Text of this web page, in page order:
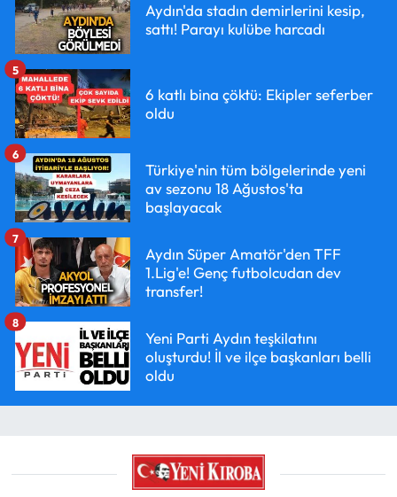
Aydın'da stadın demirlerini kesip,
sattı! Parayı kulübe harcadı
6 katlı bina çöktü: Ekipler seferber
oldu
5
Türkiye'nin tüm bölgelerinde yeni
av sezonu 18 Ağustos'ta
başlayacak
6
Aydın Süper Amatör'den TFF
1.Lig'e! Genç futbolcudan dev
transfer!
7
Yeni Parti Aydın teşkilatını
oluşturdu! İl ve ilçe başkanları belli
oldu
8